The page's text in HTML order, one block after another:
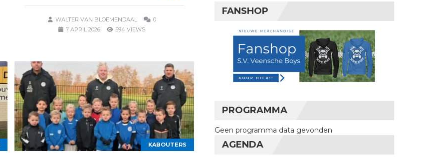
WALTER VAN BLOEMENDAAL
0
7 APRIL 2026
594 VIEWS
KABOUTERS
FANSHOP
PROGRAMMA
Geen programma data gevonden.
AGENDA